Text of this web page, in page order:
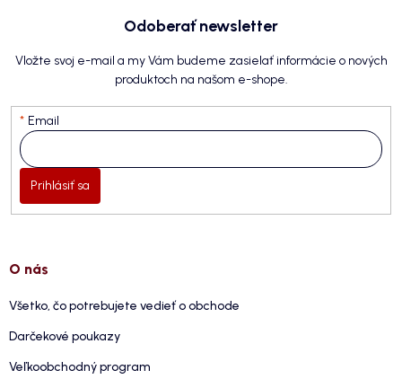
Odoberať newsletter
Vložte svoj e-mail a my Vám budeme zasielať informácie o nových
produktoch na našom e-shope.
Email
Prihlásiť sa
O nás
Všetko, čo potrebujete vedieť o obchode
Darčekové poukazy
Veľkoobchodný program